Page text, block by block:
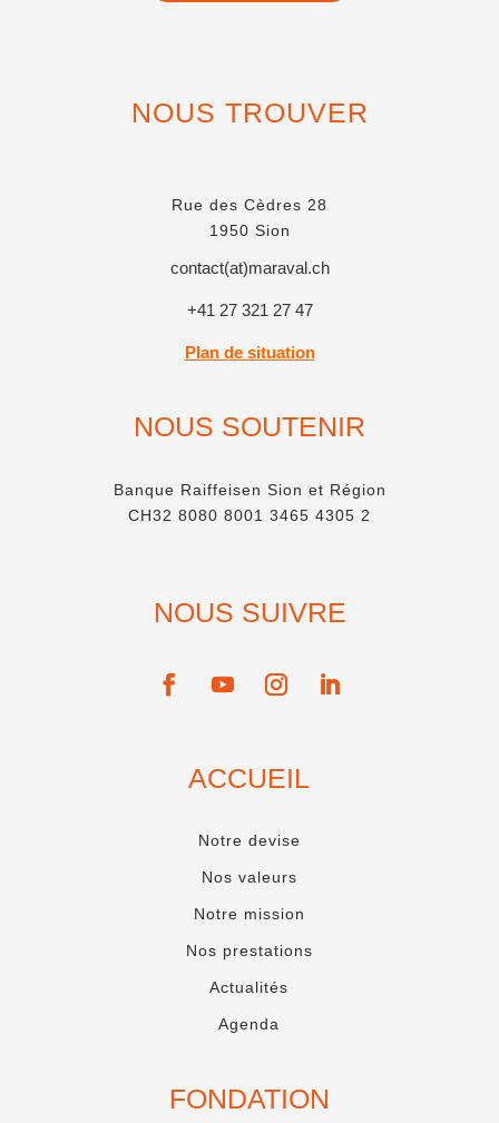
NOUS TROUVER
Rue des Cèdres 28
1950 Sion
contact(at)maraval.ch
+41 27 321 27 47
Plan de situation
NOUS SOUTENIR
Banque Raiffeisen Sion et Région
CH32 8080 8001 3465 4305 2
NOUS SUIVRE
ACCUEIL
Notre devise
Nos valeurs
Notre mission
Nos prestations
Actualités
Agenda
FONDATION